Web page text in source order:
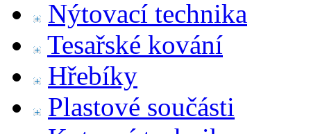
Nýtovací technika
Tesařské kování
Hřebíky
Plastové součásti